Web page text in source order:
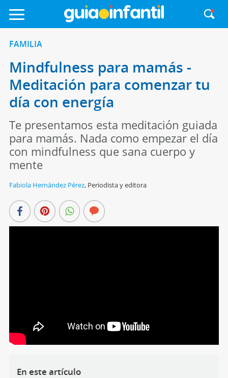
FAMILIA
Mindfulness para mamás -
Meditación para comenzar tu
día con energía
Te presentamos esta meditación guiada
para mamás. Nada como empezar el día
con mindfulness que sana cuerpo y
mente
Fabiola Hernández Pérez, Periodista y editora
En este artículo